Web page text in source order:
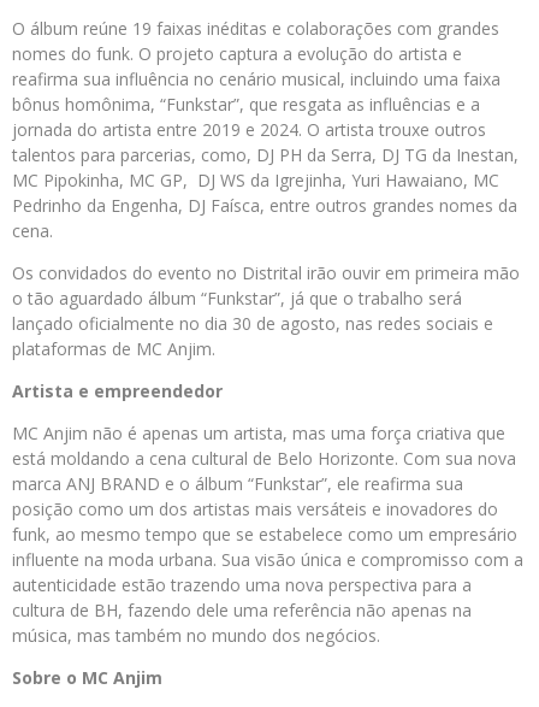
O álbum reúne 19 faixas inéditas e colaborações com grandes
nomes do funk. O projeto captura a evolução do artista e
reafirma sua influência no cenário musical, incluindo uma faixa
bônus homônima, “Funkstar”, que resgata as influências e a
jornada do artista entre 2019 e 2024. O artista trouxe outros
talentos para parcerias, como, DJ PH da Serra, DJ TG da Inestan,
MC Pipokinha, MC GP, DJ WS da Igrejinha, Yuri Hawaiano, MC
Pedrinho da Engenha, DJ Faísca, entre outros grandes nomes da
cena.
Os convidados do evento no Distrital irão ouvir em primeira mão
o tão aguardado álbum “Funkstar”, já que o trabalho será
lançado oficialmente no dia 30 de agosto, nas redes sociais e
plataformas de MC Anjim.
Artista e empreendedor
MC Anjim não é apenas um artista, mas uma força criativa que
está moldando a cena cultural de Belo Horizonte. Com sua nova
marca ANJ BRAND e o álbum “Funkstar”, ele reafirma sua
posição como um dos artistas mais versáteis e inovadores do
funk, ao mesmo tempo que se estabelece como um empresário
influente na moda urbana. Sua visão única e compromisso com a
autenticidade estão trazendo uma nova perspectiva para a
cultura de BH, fazendo dele uma referência não apenas na
música, mas também no mundo dos negócios.
Sobre o MC Anjim